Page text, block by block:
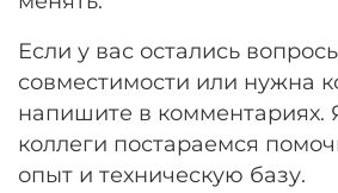
Если у вас остались
совместимости или нужна
напишите в комментариях.
коллеги постараемся
опыт и техническую базу.